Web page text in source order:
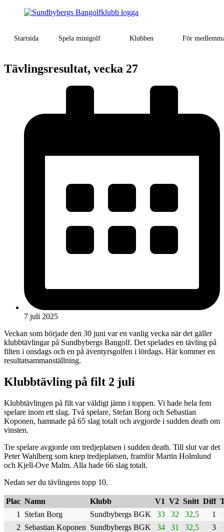
Startsida Spela minigolf Klubben För
Tävlingsresultat, vecka 27
7 juli 2025
Veckan som började den 30 juni var en vanlig vecka när det gäller
klubbtävlingar på Sundbybergs Bangolf. Det spelades en tävling på
filten i onsdags och en på äventyrsgolfen i lördags. Här kommer en
resultatsammanställning.
Klubbtävling på filt 2 juli
Klubbtävlingen på filt var väldigt jämn i toppen. Vi hade hela fem
spelare inom ett slag. Två spelare, Stefan Borg och Sebastian
Koponen, hamnade på 65 slag totalt och avgjorde i sudden death om
vinsten.
Tre spelare avgjorde om tredjeplatsen i sudden death. Till slut var det
Peter Wahlberg som knep tredjeplatsen, framför Martin Holmlund
och Kjell-Ove Malm. Alla hade 66 slag totalt.
Nedan ser du tävlingens topp 10.
Plac Namn Klubb V1 V2 Snitt Diff
1
Stefan Borg Sundbybergs BGK 33 32 32,5 1
2 Sebastian Koponen Sundbybergs BGK 34 31 32,5 3